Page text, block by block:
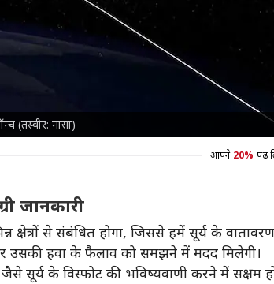
(तस्वीर: नासा)
सैटेलाइट्स में से 3 में वाइड-फील्ड इमेजिंग
जो सूर्य के नजदीकी क्षेत्रों का अध्ययन करेगा।
पहलुओं को एकसाथ देखने के लिए एक क्षमता
आपने 20% पढ़
जानकारी
क्षेत्रों से संबंधित होगा, जिससे हमें सूर्य के वातावरण
उसकी हवा के फैलाव को समझने में मदद मिलेगी।
के विस्फोट की भविष्यवाणी करने में सक्षम